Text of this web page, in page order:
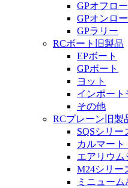
GPオフロ
GPオンロ
GPラリー
RCボート旧製品
EPボート
GPボート
ヨット
インポート
その他
RCプレーン旧製
SQSシリー
カルマー
エアリウム
M24シリー
ミニュー